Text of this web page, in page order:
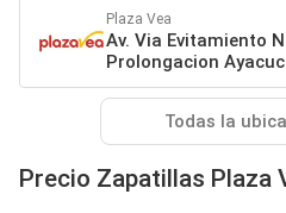
Plaza Vea
Av. Via Evitamiento
Prolongacion
Cajamarca
Todas la
Precio Zapatillas Plaza